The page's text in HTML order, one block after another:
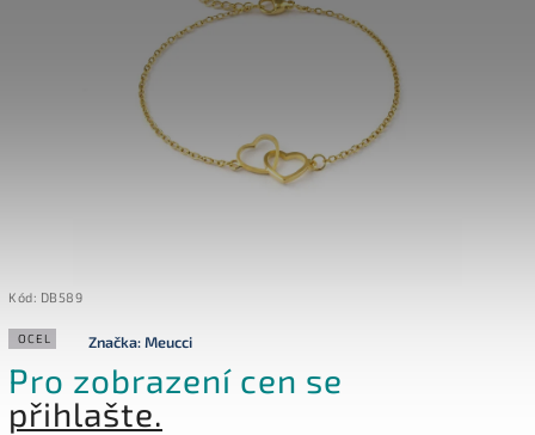
Kód: DB589
OCEL Značka:Meucci
Pro zobrazení cen se
přihlašte.